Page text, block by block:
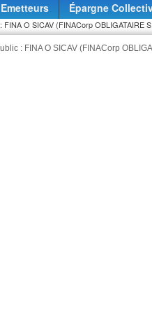
Emetteurs
Épargne
O SICAV (FINACorp OBLIGATAIRE
: FINA O SICAV (FINACorp